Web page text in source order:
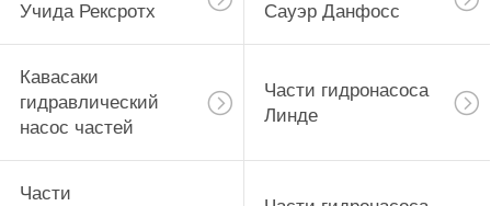
Учида Рексротх
Сауэр Данфосс
Кавасаки
гидравлический
насос частей
Части гидронасоса
Линде
Части